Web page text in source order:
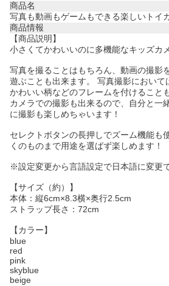
商品名
写真も動画もゲームもできる楽しいトイ
商品情報
【商品説明】
小さくてかわいいのに多機能なキッズカ
写真を撮ることはもちろん、動画の撮影
遊ぶことも出来ます。 写真撮影におい
かわいい柄などのフレームを付けること
カメラでの撮影も出来るので、自分と一
に撮影も楽しめちゃいます！
セレクトボタンの長押しでズーム機能も
くのものまで用途を選ばず楽しめます！
※設定変更から言語設定で日本語に変更
【サイズ（約）】
本体：縦6cm×8.3横×奥行2.5cm
ストラップ長さ：72cm
【カラー】
blue
red
pink
skyblue
beige